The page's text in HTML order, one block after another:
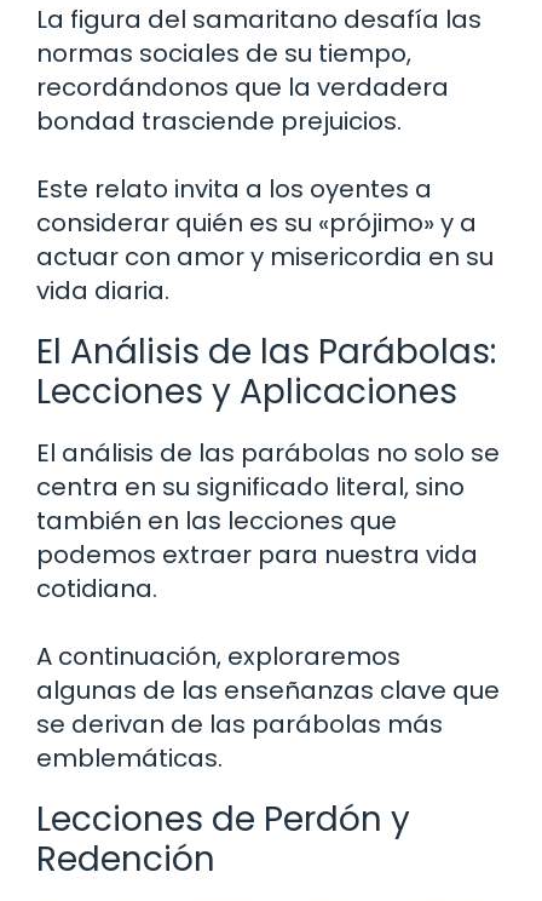
La figura del samaritano desafía las
normas sociales de su tiempo,
recordándonos que la verdadera
bondad trasciende prejuicios.
Este relato invita a los oyentes a
considerar quién es su «prójimo» y a
actuar con amor y misericordia en su
vida diaria.
El Análisis de las Parábolas:
Lecciones y Aplicaciones
El análisis de las parábolas no solo se
centra en su significado literal, sino
también en las lecciones que
podemos extraer para nuestra vida
cotidiana.
A continuación, exploraremos
algunas de las enseñanzas clave que
se derivan de las parábolas más
emblemáticas.
Lecciones de Perdón y
Redención